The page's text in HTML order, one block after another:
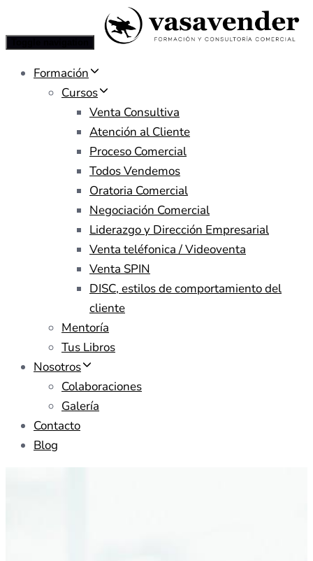
Formación
Cursos
Venta Consultiva
Atención al Cliente
Proceso Comercial
Todos Vendemos
Oratoria Comercial
Negociación Comercial
Liderazgo y Dirección Empresarial
Venta teléfonica / Videoventa
Venta SPIN
DISC, estilos de comportamiento del
cliente
Mentoría
Tus Libros
Nosotros
Colaboraciones
Galería
Contacto
Blog